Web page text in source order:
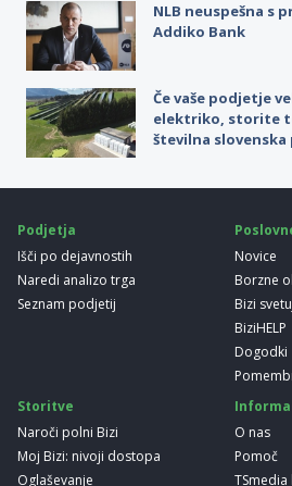
NLB neuspešna s
Addiko Bank
Če vaše podjetje
elektriko, storite
številna
Podjetja
Išči po dejavnostih
Naredi analizo trga
Seznam podjetij
Novice
Borzne
Bizi
BiziHELP
Dogodki
Storitve
Naroči polni Bizi
Moj Bizi: nivoji dostopa
Oglaševanje
O nas
Pomoč